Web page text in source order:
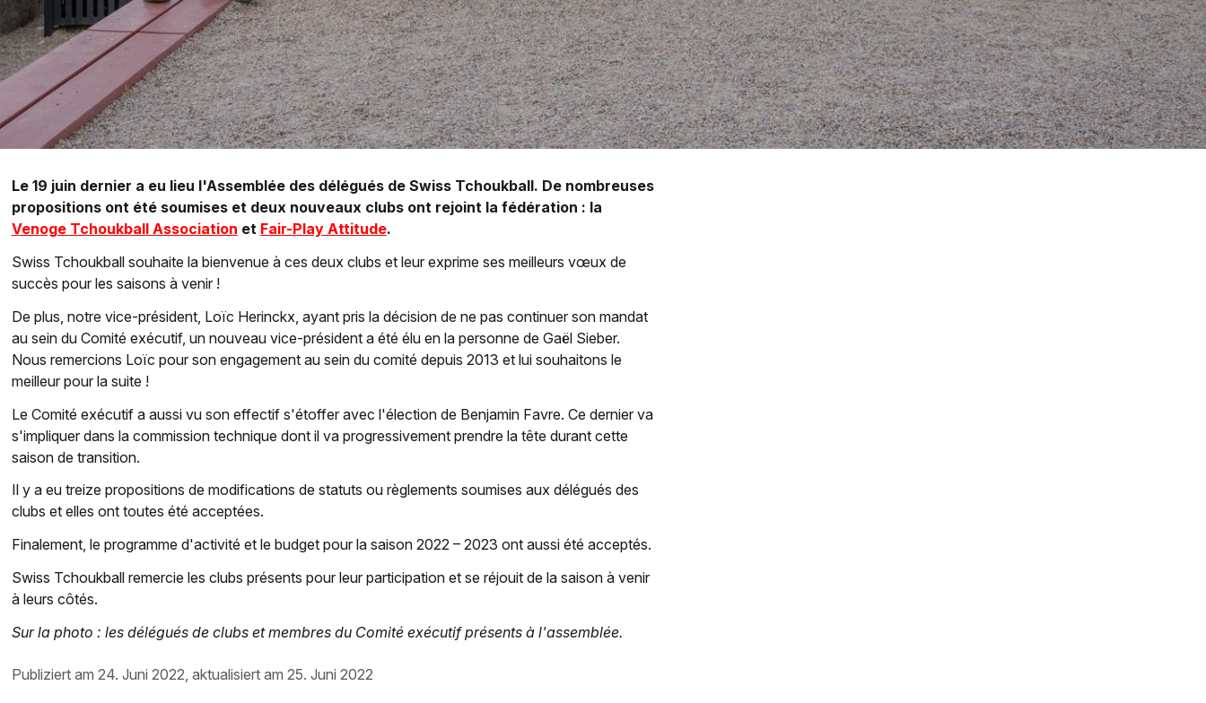
Le 19 juin dernier a eu lieu l'Assemblée des délégués de Swiss Tchoukball. De nombreuses
propositions ont été soumises et deux nouveaux clubs ont rejoint la fédération : la
Venoge Tchoukball Association et Fair-Play Attitude.
Swiss Tchoukball souhaite la bienvenue à ces deux clubs et leur exprime ses meilleurs vœux de
succès pour les saisons à venir !
De plus, notre vice-président, Loïc Herinckx, ayant pris la décision de ne pas continuer son mandat
au sein du Comité exécutif, un nouveau vice-président a été élu en la personne de Gaël Sieber.
Nous remercions Loïc pour son engagement au sein du comité depuis 2013 et lui souhaitons le
meilleur pour la suite !
Le Comité exécutif a aussi vu son effectif s'étoffer avec l'élection de Benjamin Favre. Ce dernier va
s'impliquer dans la commission technique dont il va progressivement prendre la tête durant cette
saison de transition.
Il y a eu treize propositions de modifications de statuts ou règlements soumises aux délégués des
clubs et elles ont toutes été acceptées.
Finalement, le programme d'activité et le budget pour la saison 2022 – 2023 ont aussi été acceptés.
Swiss Tchoukball remercie les clubs présents pour leur participation et se réjouit de la saison à venir
à leurs côtés.
Sur la photo : les délégués de clubs et membres du Comité exécutif présents à l'assemblée.
publiziert am 24. Juni 2022, aktualisiert am 25. Juni 2022